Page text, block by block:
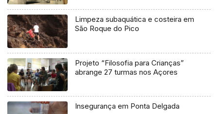
Limpeza subaquática e costeira em
São Roque do Pico
Projeto “Filosofia para Crianças”
abrange 27 turmas nos Açores
Insegurança em Ponta Delgada